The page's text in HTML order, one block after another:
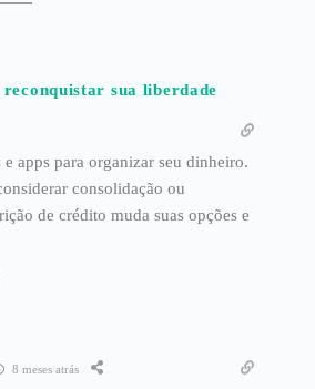
sua liberdade
apps para organizar seu dinheiro.
consolidação ou
de crédito muda suas opções e
8 meses atrás